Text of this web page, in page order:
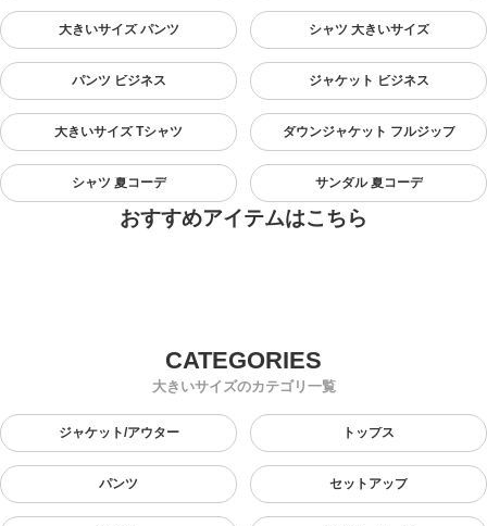
大きいサイズ パンツ シャツ 大きいサイズ
パンツ ビジネス ジャケット ビジネス
大きいサイズ Tシャツ ダウンジャケット フルジップ
シャツ 夏コーデ サンダル 夏コーデ
おすすめアイテムはこちら
大きいサイズのカテゴリ一覧
ジャケット/アウター トップス
パンツ セットアップ